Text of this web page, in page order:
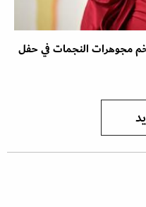
لنتذكر أفخم مجوهرات النجمات في حفل